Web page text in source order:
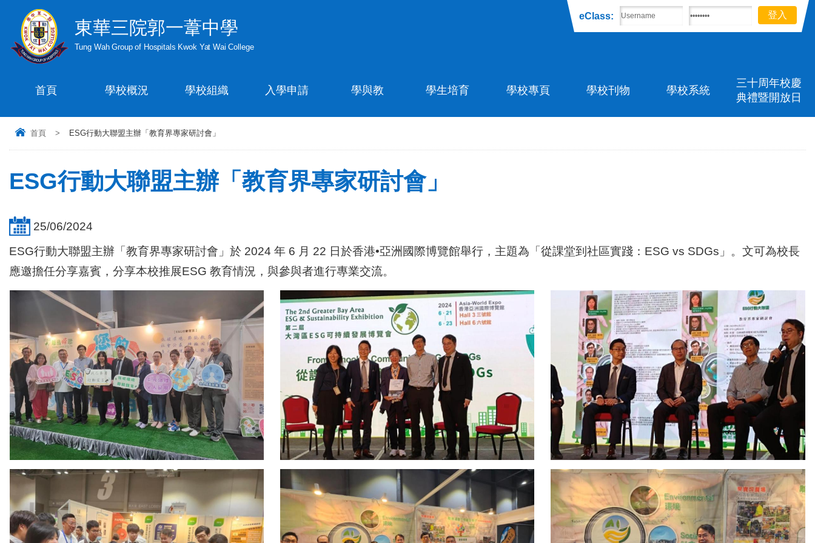
東華三院郭一葦中學
Tung Wah Group of Hospitals Kwok Yat Wai College
eClass:
首頁 學校概況 學校組織 入學申請 學與教 學生培育 學校專頁 學校刊物 學校系統
三十周年校慶
典禮暨開放日
首頁 > ESG行動大聯盟主辦「教育界專家研討會」
ESG行動大聯盟主辦「教育界專家研討會」
25/06/2024
ESG行動大聯盟主辦「教育界專家研討會」於 2024 年 6 月 22 日於香港•亞洲國際博覽館舉行，主題為「從課堂到社區實踐：ESG vs SDGs」。文可為校長
應邀擔任分享嘉賓，分享本校推展ESG 教育情況，與參與者進行專業交流。